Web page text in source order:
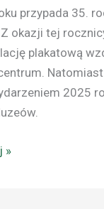
przypada 35.
okazji tej
plakatową
Natomiast
2025
»